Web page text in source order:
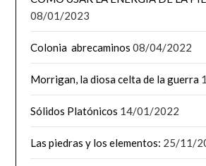
08/01/2023
Colonia abrecaminos 08/04/2022
Morrigan, la diosa celta de la guerra
Sólidos Platónicos 14/01/2022
Las piedras y los elementos: 25/11/